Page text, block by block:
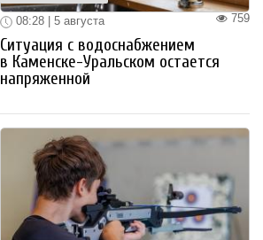
759
08:28 | 5 августа
Ситуация с водоснабжением
в Каменске-Уральском остается
напряженной